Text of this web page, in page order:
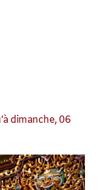
dimanche, 06